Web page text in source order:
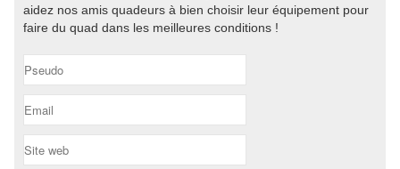
aidez nos amis quadeurs à bien choisir leur équipement pour
faire du quad dans les meilleures conditions !